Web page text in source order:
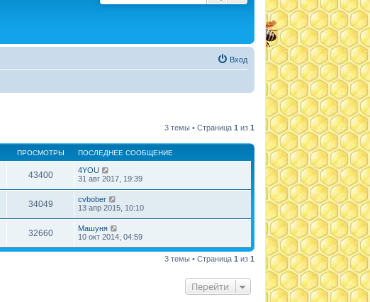
Вход
3 темы • Страница 1 из 1
ПРОСМОТРЫ ПОСЛЕДНЕЕ СООБЩЕНИЕ
43400
4YOU
31 авг 2017, 19:39
34049
cvbober
13 апр 2015, 10:10
32660
Машуня
10 окт 2014, 04:59
3 темы • Страница 1 из 1
Перейти